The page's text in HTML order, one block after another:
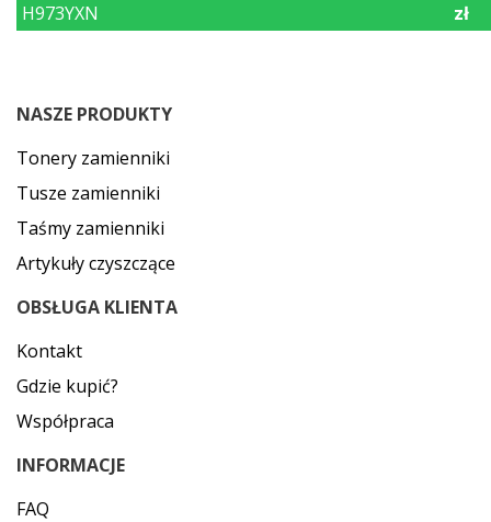
H973YXN
zł
NASZE PRODUKTY
Tonery zamienniki
Tusze zamienniki
Taśmy zamienniki
Artykuły czyszczące
OBSŁUGA KLIENTA
Kontakt
Gdzie kupić?
Współpraca
INFORMACJE
FAQ